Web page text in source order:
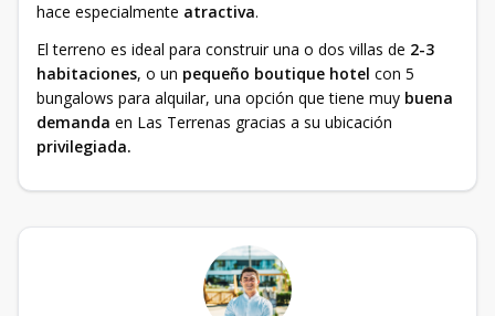
hace especialmente atractiva.
El terreno es ideal para construir una o dos villas de 2-3
habitaciones, o un pequeño boutique hotel con 5
bungalows para alquilar, una opción que tiene muy buena
demanda en Las Terrenas gracias a su ubicación
privilegiada.